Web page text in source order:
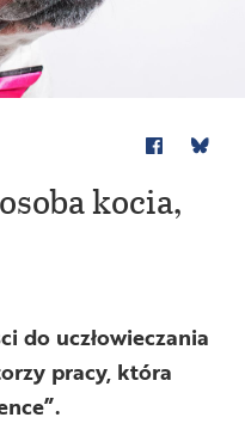
kocia,
do uczłowieczania
pracy, która